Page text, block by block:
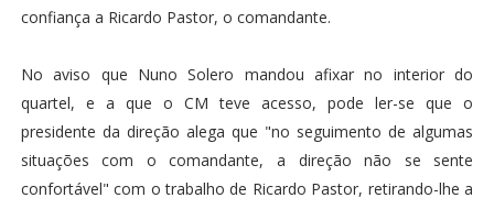
confiança a Ricardo Pastor, o comandante.
No aviso que Nuno Solero mandou afixar no interior do
quartel, e a que o CM teve acesso, pode ler-se que o
presidente da direção alega que "no seguimento de algumas
situações com o comandante, a direção não se sente
confortável" com o trabalho de Ricardo Pastor, retirando-lhe a